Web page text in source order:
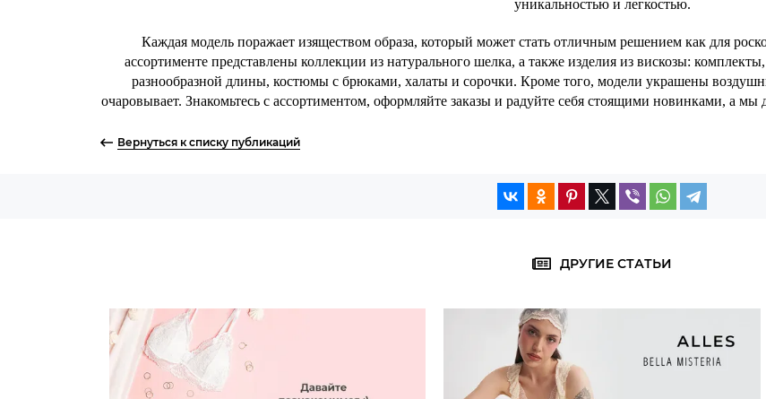
уникальностью и легкостью.
Каждая модель поражает изяществом образа, который может стать отличным решением как для
ассортименте представлены коллекции из натурального шелка, а также изделия из вискозы:
разнообразной длины, костюмы с брюками, халаты и сорочки. Кроме того, модели украшены
очаровывает. Знакомьтесь с ассортиментом, оформляйте заказы и радуйте себя стоящими новинками, а
Вернуться к списку публикаций
ДРУГИЕ СТАТЬИ